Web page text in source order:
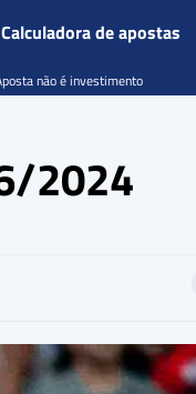
Calculadora de apostas
2024
não é investimento